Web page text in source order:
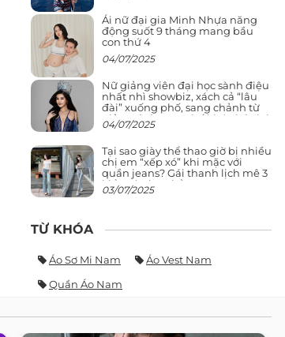
Ái nữ đại gia Minh Nhựa năng
động suốt 9 tháng mang bầu
con thứ 4
04/07/2025
Nữ giảng viên đại học sành điệu
nhất nhì showbiz, xách cả “lâu
đài” xuống phố, sang chảnh từ
giảng đường ra phố khó ai đọ lại
04/07/2025
Tại sao giày thể thao giờ bị nhiều
chị em “xếp xó” khi mặc với
quần jeans? Gái thanh lịch mê 3
kiểu này hơn hẳn
03/07/2025
TỪ KHÓA
Áo Sơ Mi Nam
Áo Vest Nam
Quần Áo Nam